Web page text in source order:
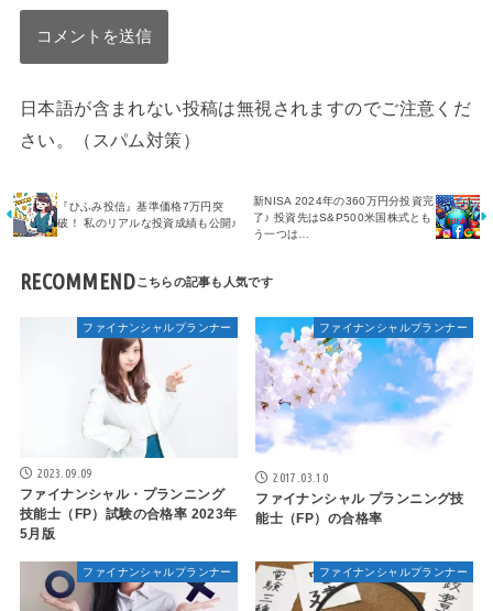
日本語が含まれない投稿は無視されますのでご注意くだ
さい。（スパム対策）
『ひふみ投信』基準価格7万円突
破！ 私のリアルな投資成績も公開♪
新NISA 2024年の360万円分投資完
了♪ 投資先はS&P500米国株式とも
う一つは…
RECOMMEND
ファイナンシャルプランナー
2023.09.09
ファイナンシャル・プランニング
技能士（FP）試験の合格率 2023年
5月版
ファイナンシャルプランナー
2017.03.10
ファイナンシャル プランニング技
能士（FP）の合格率
ファイナンシャルプランナー ファイナンシャルプランナー